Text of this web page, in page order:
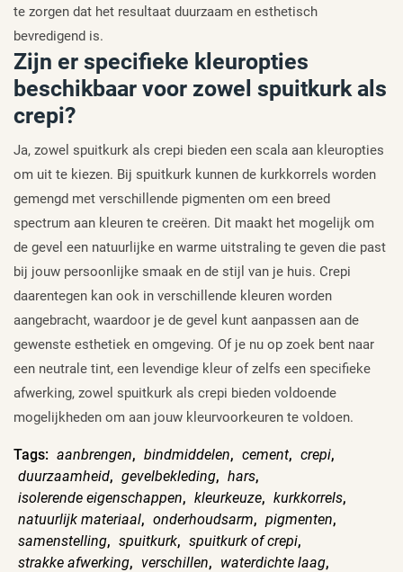
te zorgen dat het resultaat duurzaam en esthetisch
bevredigend is.
Zijn er specifieke kleuropties
beschikbaar voor zowel spuitkurk als
crepi?
Ja, zowel spuitkurk als crepi bieden een scala aan kleuropties
om uit te kiezen. Bij spuitkurk kunnen de kurkkorrels worden
gemengd met verschillende pigmenten om een breed
spectrum aan kleuren te creëren. Dit maakt het mogelijk om
de gevel een natuurlijke en warme uitstraling te geven die past
bij jouw persoonlijke smaak en de stijl van je huis. Crepi
daarentegen kan ook in verschillende kleuren worden
aangebracht, waardoor je de gevel kunt aanpassen aan de
gewenste esthetiek en omgeving. Of je nu op zoek bent naar
een neutrale tint, een levendige kleur of zelfs een specifieke
afwerking, zowel spuitkurk als crepi bieden voldoende
mogelijkheden om aan jouw kleurvoorkeuren te voldoen.
Tags: aanbrengen, bindmiddelen, cement, crepi,
duurzaamheid, gevelbekleding, hars,
isolerende eigenschappen, kleurkeuze, kurkkorrels,
natuurlijk materiaal, onderhoudsarm, pigmenten,
samenstelling, spuitkurk, spuitkurk of crepi,
strakke afwerking, verschillen, waterdichte laag,